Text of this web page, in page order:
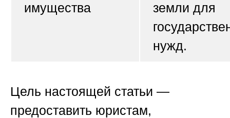
имущества
земли для
нужд.
Цель настоящей статьи —
предоставить юристам,